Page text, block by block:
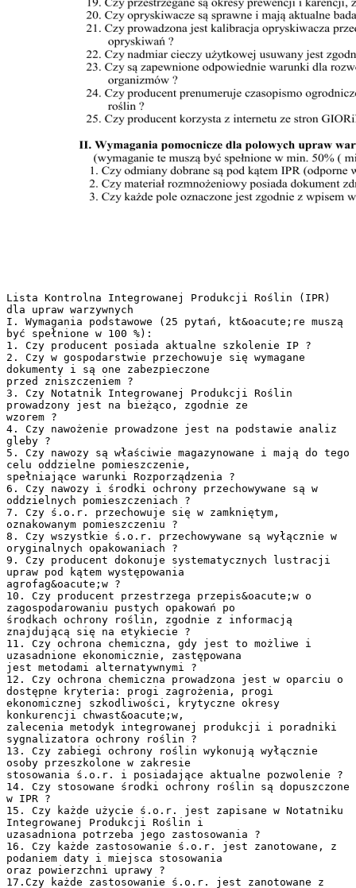
Lista Kontrolna Integrowanej Produkcji Roślin (IPR)
dla upraw warzywnych
I. Wymagania podstawowe (25 pytań, kt&oacute;re muszą
być spełnione w 100 %):
1. Czy producent posiada aktualne szkolenie IP ?
2. Czy w gospodarstwie przechowuje się wymagane
dokumenty i są one zabezpieczone
przed zniszczeniem ?
3. Czy Notatnik Integrowanej Produkcji Roślin
prowadzony jest na bieżąco, zgodnie ze
wzorem ?
4. Czy nawożenie prowadzone jest na podstawie analiz
gleby ?
5. Czy nawozy są właściwie magazynowane i mają do tego
celu oddzielne pomieszczenie,
spełniające warunki Rozporządzenia ?
6. Czy nawozy i środki ochrony przechowywane są w
oddzielnych pomieszczeniach ?
7. Czy ś.o.r. przechowuje się w zamkniętym,
oznakowanym pomieszczeniu ?
8. Czy wszystkie ś.o.r. przechowywane są wyłącznie w
oryginalnych opakowaniach ?
9. Czy producent dokonuje systematycznych lustracji
upraw pod kątem występowania
agrofag&oacute;w ?
10. Czy producent przestrzega przepis&oacute;w o
zagospodarowaniu pustych opakowań po
środkach ochrony roślin, zgodnie z informacją
znajdującą się na etykiecie ?
11. Czy ochrona chemiczna, gdy jest to możliwe i
uzasadnione ekonomicznie, zastępowana
jest metodami alternatywnymi ?
12. Czy ochrona chemiczna prowadzona jest w oparciu o
dostępne kryteria: progi zagrożenia, progi
ekonomicznej szkodliwości, krytyczne okresy
konkurencji chwast&oacute;w,
zalecenia metodyk integrowanej produkcji i poradniki
sygnalizatora ochrony roślin ?
13. Czy zabiegi ochrony roślin wykonują wyłącznie
osoby przeszkolone w zakresie
stosowania ś.o.r. i posiadające aktualne pozwolenie ?
14. Czy stosowane środki ochrony roślin są dopuszczone
w IPR ?
15. Czy każde użycie ś.o.r. jest zapisane w Notatniku
Integrowanej Produkcji Roślin i
uzasadniona potrzeba jego zastosowania ?
16. Czy każde zastosowanie ś.o.r. jest zanotowane, z
podaniem daty i miejsca stosowania
oraz powierzchni uprawy ?
17.Czy każde zastosowanie ś.o.r. jest zanotowane z